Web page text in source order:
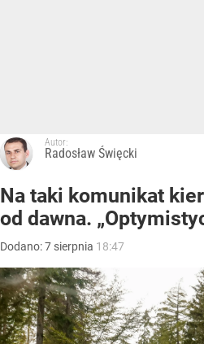
Autor:
Radosław Święcki
Na taki komunikat
od dawna.
Dodano:7 sierpnia 18:47